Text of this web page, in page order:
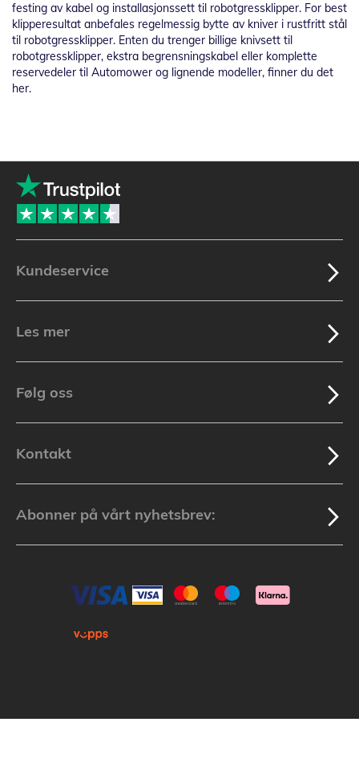
festing av kabel og installasjonssett til robotgressklipper. For best
klipperesultat anbefales regelmessig bytte av kniver i rustfritt stål
til robotgressklipper. Enten du trenger billige knivsett til
robotgressklipper, ekstra begrensningskabel eller komplette
reservedeler til Automower og lignende modeller, finner du det
her.
Kundeservice
Les mer
Følg oss
Kontakt
Abonner på vårt nyhetsbrev: